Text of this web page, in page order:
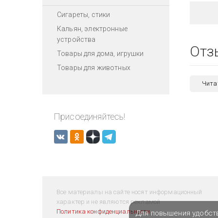
Сигареты, стики
Кальян, электронные
устройства
Товары для дома, игрушки
Товары для животных
Присоединяйтесь!
Все материалы на сайте носят информационный
характер и не являются рекламой.
Политика конфиденциальностиДля повышения